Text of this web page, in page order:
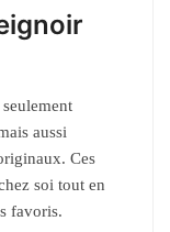
aussi
Ces
soi tout en
favoris.